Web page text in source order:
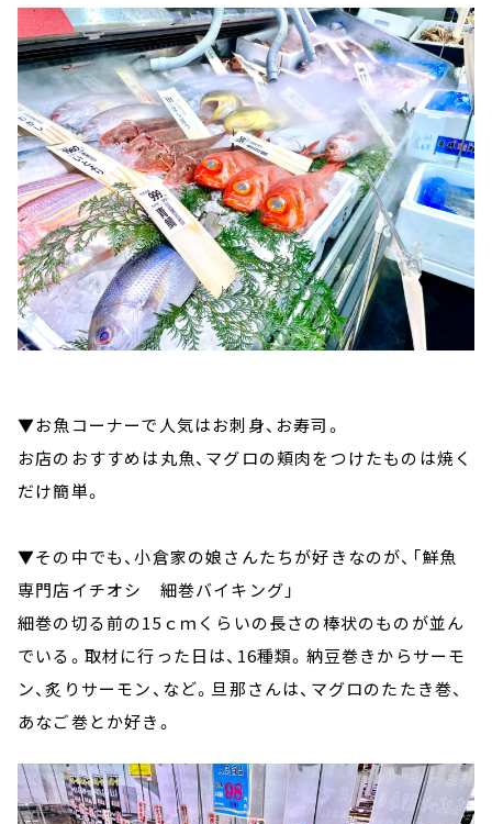
▼お魚コーナーで人気はお刺身、お寿司。
お店のおすすめは丸魚、マグロの頬肉をつけたものは焼く
だけ簡単。
▼その中でも、小倉家の娘さんたちが好きなのが、「鮮魚
専門店イチオシ 細巻バイキング」
細巻の切る前の15ｃｍくらいの長さの棒状のものが並ん
でいる。取材に行った日は、16種類。納豆巻きからサーモ
ン、炙りサーモン、など。旦那さんは、マグロのたたき巻、
あなご巻とか好き。